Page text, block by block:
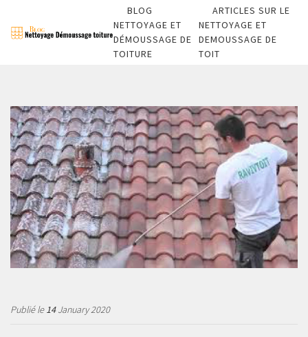
BLOG
NETTOYAGE ET
DÉMOUSSAGE DE
TOITURE
ARTICLES SUR LE
NETTOYAGE ET
DEMOUSSAGE DE
TOIT
Publié le14January 2020